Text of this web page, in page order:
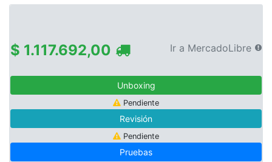
$ 1.117.692,00 Ir a MercadoLibre
Unboxing
Pendiente
Revisión
Pendiente
Pruebas